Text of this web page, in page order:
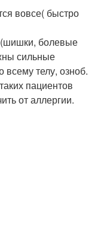
вовсе( быстро
болевые
сильные
всему телу, озноб.
пациентов
от аллергии.